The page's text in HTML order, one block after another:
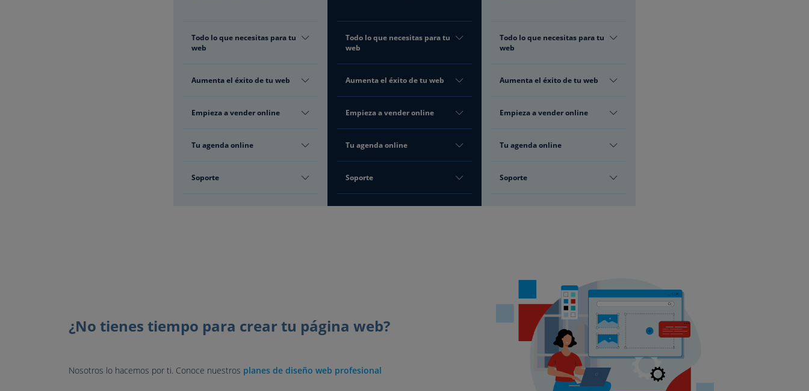
Todo lo que necesitas para tu
web
Aumenta el éxito de tu web
Empieza a vender online
Tu agenda online
Soporte
Todo lo que necesitas para tu
web
Aumenta el éxito de tu web
Empieza a vender online
Tu agenda online
Soporte
Todo lo que necesitas para tu
web
Aumenta el éxito de tu web
Empieza a vender online
Tu agenda online
Soporte
¿No tienes tiempo para crear tu página web?
Nosotros lo hacemos por ti. Conoce nuestros planes de diseño web profesional